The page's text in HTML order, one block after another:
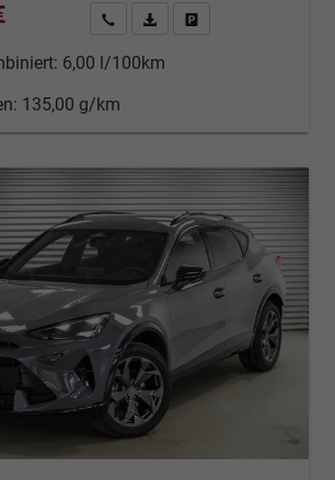
Kontakt & Angebot anfordern
PDF-Datei, Fahrzeugexposé
6,00 l/100km
135,00 g/km